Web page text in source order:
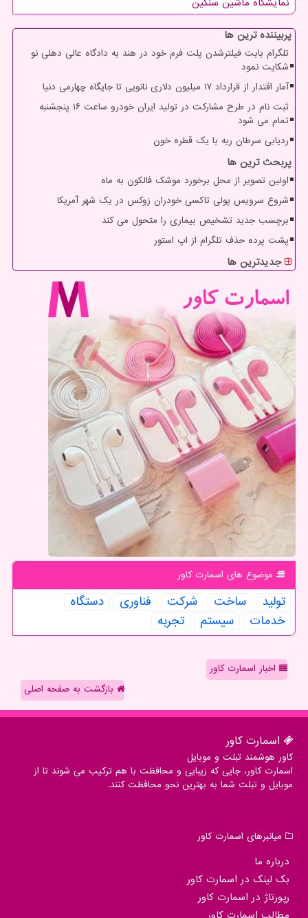
پربیننده ترین ها
تلگرام بابت فیلترشدن پلت فرم خود در هند به دادگاه عالی دهلی نو
شکایت نمود
آمار اقتدار از قرارداد ۱۷ میلیون دلاری نانویی تا جایگاه چهارمی دنیا
ثبت نام در طرح مشارکت در تولید ایران خودرو ساعت ۱۶ پنجشنبه
تمام می شود
ردیابی سرطان ریه با یک قطره خون
پربحث ترین ها
اولین تصویر از محل برخورد موشک فالکون به ماه
شروع سرویس پولی تاکسی خودران زوکس در یک شهر آمریکا
برچسب جدید تشخیص بیماری را متحول می کند
پشت پرده حذف تلگرام از اپ استور
جدیدترین ها
موضوع های اسمارت كاور
تولید ساخت شركت فناوری
دستگاه
خدمات
سیستم تجربه
اخبار اسمارت کاور
بازگشت به صفحه اصلی
اسمارت كاور
کاور هوشمند تبلت و موبایل
اسمارت کاور، جایی که زیبایی و محافظت با هم ترکیب می شوند تا از
موبایل و تبلت شما به بهترین نحو محافظت کنند.
میانبرهای اسمارت كاور
درباره ما
بک لینک در اسمارت كاور
رپورتاژ در اسمارت كاور